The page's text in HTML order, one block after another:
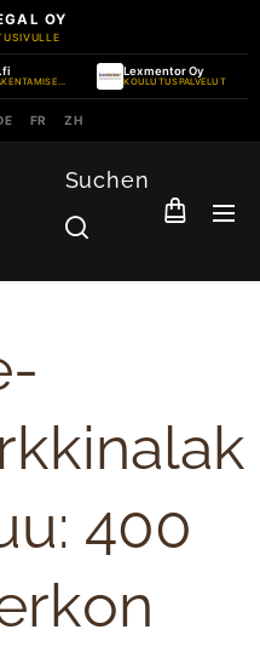
OY
INFRAN JA RAKENTAMISEN PRAKTIIKKA
Lexmentor Oy
KOULUTUSPALVELUT
FR ZH
Suchen
400